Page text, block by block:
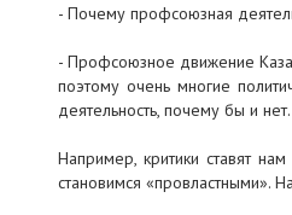
- Почему профсоюзная
- Профсоюзное движение
поэтому очень многие
деятельность, почему бы и нет.
Например, критики ставят
становимся «провластными».